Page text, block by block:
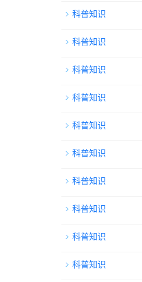
科普知识
科普知识
科普知识
科普知识
科普知识
科普知识
科普知识
科普知识
科普知识
科普知识